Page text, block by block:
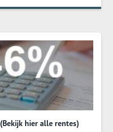
hier alle rentes)